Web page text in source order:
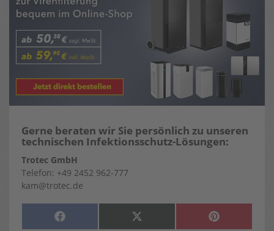
Gerne beraten wir Sie persönlich zu unseren
technischen Infektionsschutz-Lösungen:
Trotec GmbH
Telefon: +49 2452 962-777
kam@trotec.de
SHARE
F
A
SHARE
X
(
SHARE
P
I